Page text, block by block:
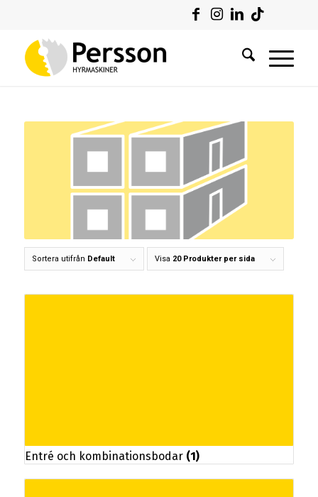
Sortera utifrån Default Visa 20 Produkter per sida
Entré och kombinationsbodar (1)